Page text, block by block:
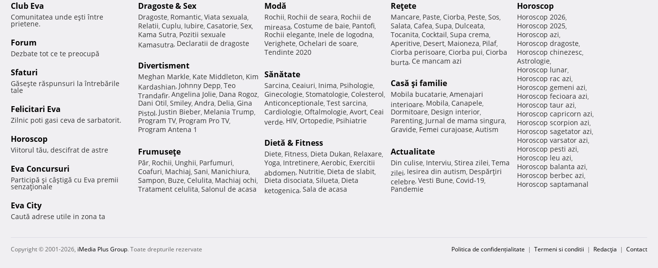
Club Eva
Comunitatea unde eşti între
prietene.
Forum
Dezbate tot ce te preocupă
Sfaturi
Găseşte răspunsuri la întrebările
tale
Felicitari Eva
Zilnic poti gasi ceva de sarbatorit.
Horoscop
Viitorul tău, descifrat de astre
Eva Concursuri
Participă şi câştigă cu Eva premii
senzaţionale
Eva City
Caută adrese utile in zona ta
Dragoste & Sex
Dragoste, Romantic, Viata sexuala,
Relatii, Cuplu, Iubire, Casatorie, Sex,
Kama Sutra, Pozitii sexuale
Kamasutra, Declaratii de dragoste
Divertisment
Meghan Markle, Kate Middleton, Kim
Kardashian, Johnny Depp, Teo
Trandafir, Angelina Jolie, Dana Rogoz,
Dani Otil, Smiley, Andra, Delia, Gina
Pistol, Justin Bieber, Melania Trump,
Program TV, Program Pro TV,
Program Antena 1
Frumuseţe
Păr, Rochii, Unghii, Parfumuri,
Coafuri, Machiaj, Sani, Manichiura,
Sampon, Buze, Celulita, Machiaj ochi,
Tratament celulita, Salonul de acasa
Modă
Rochii, Rochii de seara, Rochii de
mireasa, Costume de baie, Pantofi,
Rochii elegante, Inele de logodna,
Verighete, Ochelari de soare,
Tendinte 2020
Sănătate
Sarcina, Ceaiuri, Inima, Psihologie,
Ginecologie, Stomatologie, Colesterol,
Anticonceptionale, Test sarcina,
Cardiologie, Oftalmologie, Avort, Ceai
verde, HIV, Ortopedie, Psihiatrie
Dietă & Fitness
Diete, Fitness, Dieta Dukan, Relaxare,
Yoga, Intretinere, Aerobic, Exercitii
abdomen, Nutritie, Dieta de slabit,
Dieta disociata, Silueta, Dieta
ketogenica, Sala de acasa
Reţete
Mancare, Paste, Ciorba, Peste, Sos,
Salata, Cafea, Supa, Dulceata,
Tocanita, Cocktail, Supa crema,
Aperitive, Desert, Maioneza, Pilaf,
Ciorba perisoare, Ciorba pui, Ciorba
burta, Ce mancam azi
Casă şi familie
Mobila bucatarie, Amenajari
interioare, Mobila, Canapele,
Dormitoare, Design interior,
Parenting, Jurnal de mama singura,
Gravide, Femei curajoase, Autism
Actualitate
Din culise, Interviu, Stirea zilei, Tema
zilei, Iesirea din autism, Despărţiri
celebre, Vesti Bune, Covid-19,
Pandemie
Horoscop
Horoscop 2026,
Horoscop 2025,
Horoscop azi,
Horoscop dragoste,
Horoscop chinezesc,
Astrologie,
Horoscop lunar,
Horoscop rac azi,
Horoscop gemeni azi,
Horoscop fecioara azi,
Horoscop taur azi,
Horoscop capricorn azi,
Horoscop scorpion azi,
Horoscop sagetator azi,
Horoscop varsator azi,
Horoscop pesti azi,
Horoscop leu azi,
Horoscop balanta azi,
Horoscop berbec azi,
Horoscop saptamanal
Copyright © 2001-2026, iMedia Plus Group. Toate drepturile rezervate Politica de confidențialitate | Termeni si conditii | Redacţia | Contact